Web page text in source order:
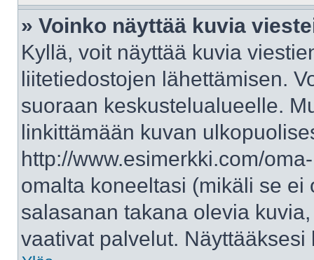
» Voinko näyttää kuvia
Kyllä, voit näyttää kuvia
liitetiedostojen lähettämisen.
suoraan keskustelualueelle.
linkittämään kuvan
http://www.esimerkki.com/
omalta koneeltasi (mikäli se
salasanan takana olevia
vaativat palvelut.